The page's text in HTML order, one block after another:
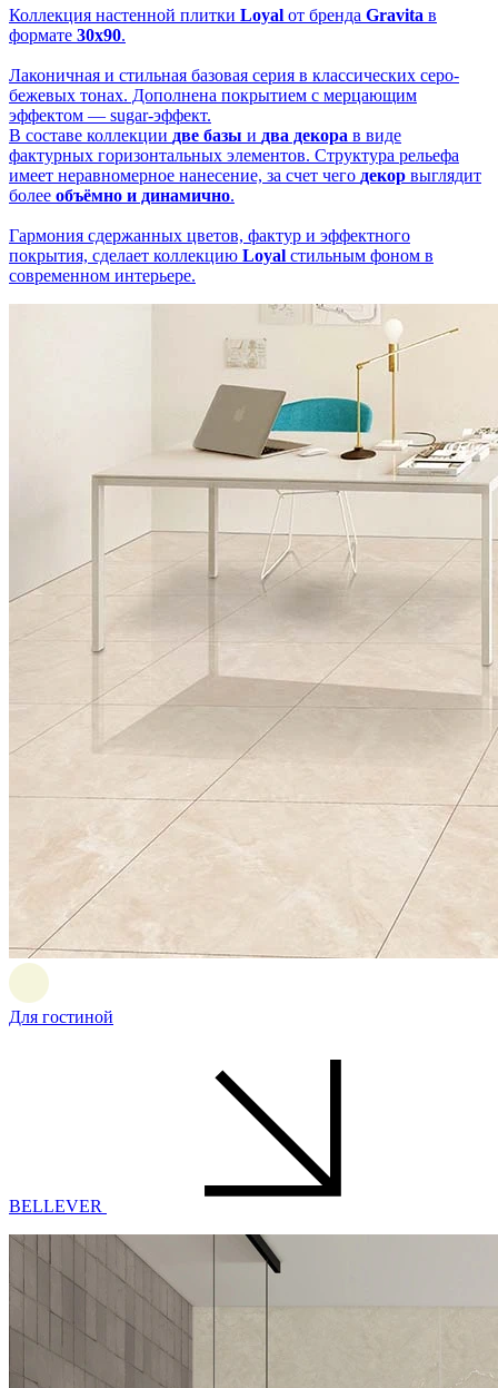
Коллекция настенной плитки Loyal от бренда Gravita в
формате 30x90.
Лаконичная и стильная базовая серия в классических серо-
бежевых тонах. Дополнена покрытием с мерцающим
эффектом — sugar-эффект.
В составе коллекции две базы и два декора в виде
фактурных горизонтальных элементов. Структура рельефа
имеет неравномерное нанесение, за счет чего декор выглядит
более объёмно и динамично.
Гармония сдержанных цветов, фактур и эффектного
покрытия, сделает коллекцию Loyal стильным фоном в
современном интерьере.
Для гостиной
BELLEVER